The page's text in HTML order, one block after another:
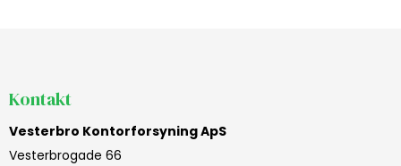
Kontakt
Vesterbro Kontorforsyning ApS
Vesterbrogade 66